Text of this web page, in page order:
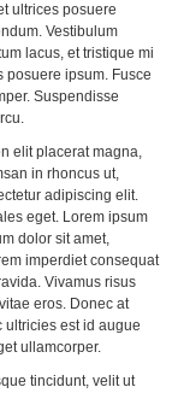
ultrices posuere
Vestibulum
lacus, et tristique mi
posuere ipsum. Fusce
Suspendisse
elit placerat magna,
in rhoncus ut,
adipiscing elit.
eget. Lorem ipsum
dolor sit amet,
imperdiet consequat
Vivamus risus
eros. Donec at
ultricies est id augue
ullamcorper.
tincidunt, velit ut